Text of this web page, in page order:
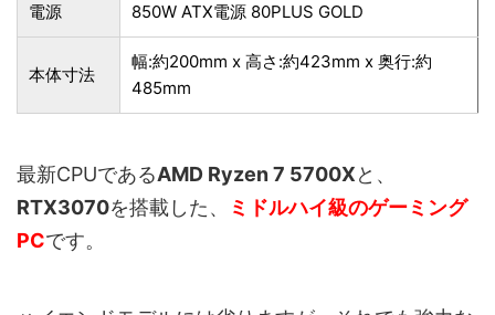
電源 850W ATX電源 80PLUS GOLD
本体寸法
幅:約200mm x 高さ:約423mm x 奥行:約
485mm
最新CPUであるAMD Ryzen 7 5700Xと、
RTX3070を搭載した、
ミドルハイ級のゲーミング
PCです。